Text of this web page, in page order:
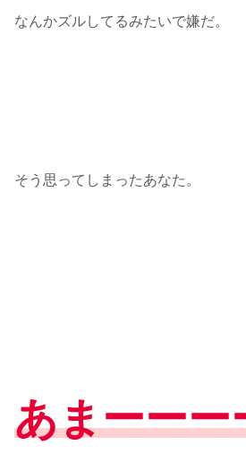
なんかズルしてるみたいで嫌だ。
そう思ってしまったあなた。
あまーーー